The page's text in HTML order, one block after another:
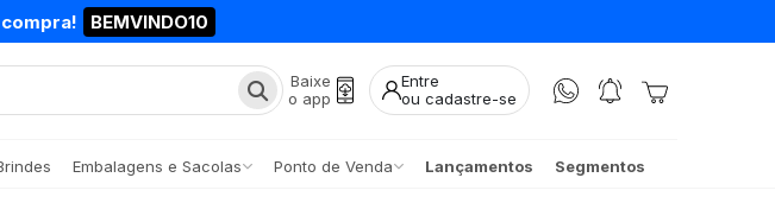
BEMVINDO10
Baixe
o app
Entre
ou cadastre-se
Embalagens e Sacolas Ponto de Venda Lançamentos Segmentos